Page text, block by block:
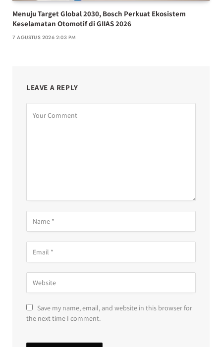
Menuju Target Global 2030, Bosch Perkuat Ekosistem
Keselamatan Otomotif di GIIAS 2026
7 AGUSTUS 2026 2:03 PM
LEAVE A REPLY
Save my name, email, and website in this browser for
the next time I comment.